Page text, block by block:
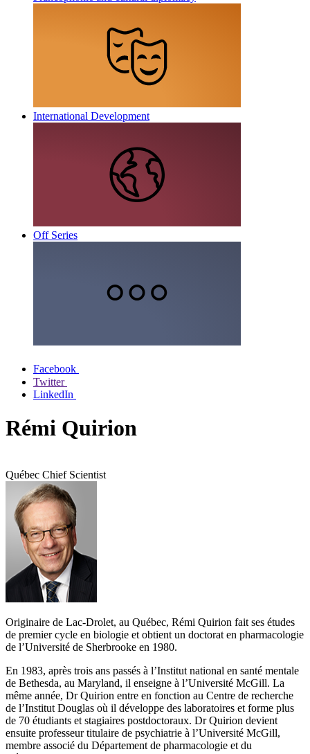
International Development
Off Series
Facebook
Twitter
LinkedIn
Rémi Quirion
Québec Chief Scientist
Originaire de Lac-Drolet, au Québec, Rémi Quirion fait ses études
de premier cycle en biologie et obtient un doctorat en pharmacologie
de l’Université de Sherbrooke en 1980.
En 1983, après trois ans passés à l’Institut national en santé mentale
de Bethesda, au Maryland, il enseigne à l’Université McGill. La
même année, Dr Quirion entre en fonction au Centre de recherche
de l’Institut Douglas où il développe des laboratoires et forme plus
de 70 étudiants et stagiaires postdoctoraux. Dr Quirion devient
ensuite professeur titulaire de psychiatrie à l’Université McGill,
membre associé du Département de pharmacologie et du